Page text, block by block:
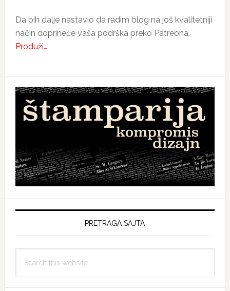
Da bih dalje nastavio da radim blog na još kvalitetniji
način doprineće vaša podrška preko Patreona.
Produži…
PRETRAGA SAJTA
this